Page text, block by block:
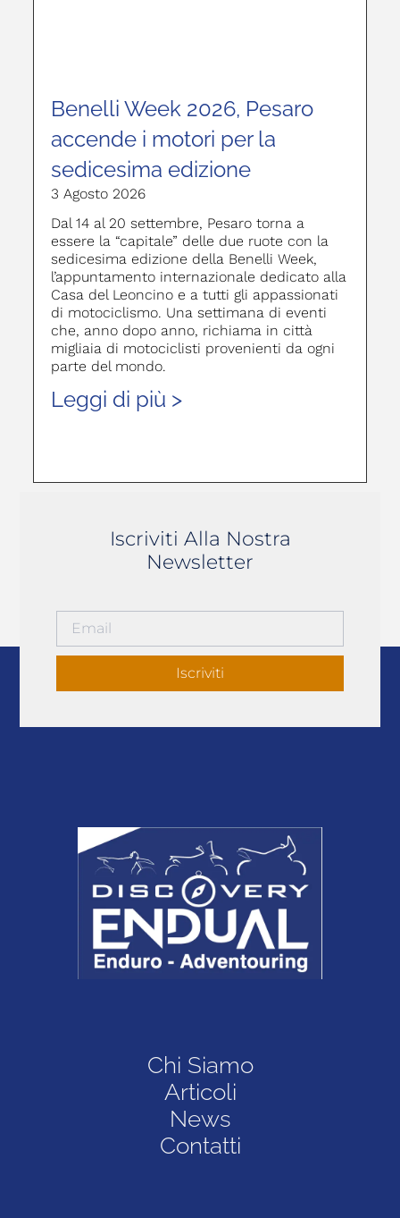
Benelli Week 2026, Pesaro
accende i motori per la
sedicesima edizione
3 Agosto 2026
Dal 14 al 20 settembre, Pesaro torna a
essere la “capitale” delle due ruote con la
sedicesima edizione della Benelli Week,
l’appuntamento internazionale dedicato alla
Casa del Leoncino e a tutti gli appassionati
di motociclismo. Una settimana di eventi
che, anno dopo anno, richiama in città
migliaia di motociclisti provenienti da ogni
parte del mondo.
Leggi di più >
Iscriviti Alla Nostra
Newsletter
Iscriviti
Chi Siamo
Articoli
News
Contatti